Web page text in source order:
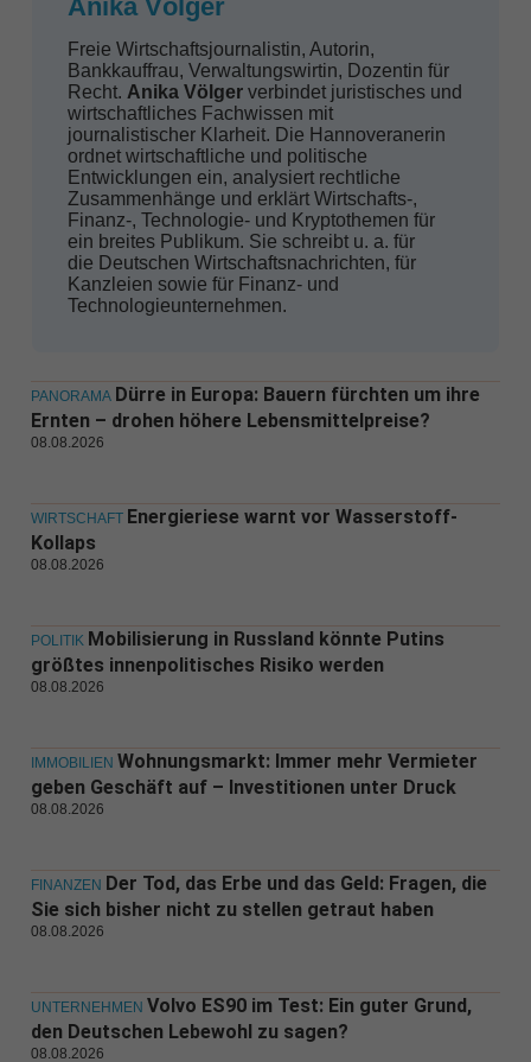
Anika Völger
Freie Wirtschaftsjournalistin, Autorin,
Bankkauffrau, Verwaltungswirtin, Dozentin für
Recht. Anika Völgerverbindet juristisches und
wirtschaftliches Fachwissen mit
journalistischer Klarheit. Die Hannoveranerin
ordnet wirtschaftliche und politische
Entwicklungen ein, analysiert rechtliche
Zusammenhänge und erklärt Wirtschafts-,
Finanz-, Technologie- und Kryptothemen für
ein breites Publikum. Sie schreibt u. a. für
die Deutschen Wirtschaftsnachrichten, für
Kanzleien sowie für Finanz- und
Technologieunternehmen.
PANORAMA Dürre in Europa: Bauern fürchten um ihre
Ernten – drohen höhere Lebensmittelpreise?
08.08.2026
WIRTSCHAFT Energieriese warnt vor Wasserstoff-
Kollaps
08.08.2026
POLITIK Mobilisierung in Russland könnte Putins
größtes innenpolitisches Risiko werden
08.08.2026
IMMOBILIEN Wohnungsmarkt: Immer mehr Vermieter
geben Geschäft auf – Investitionen unter Druck
08.08.2026
FINANZEN Der Tod, das Erbe und das Geld: Fragen, die
Sie sich bisher nicht zu stellen getraut haben
08.08.2026
UNTERNEHMEN Volvo ES90 im Test: Ein guter Grund,
den Deutschen Lebewohl zu sagen?
08.08.2026